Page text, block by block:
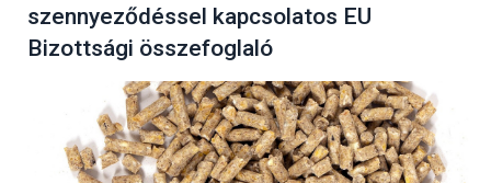
szennyeződéssel kapcsolatos EU
Bizottsági összefoglaló